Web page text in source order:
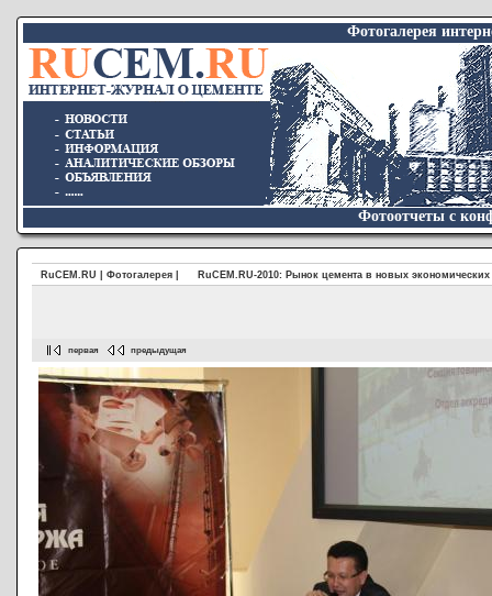
Фотогалерея
Фотоотчеты с
RuCEM.RU | Фотогалерея | RuCEM.RU-2010: Рынок цемента в новых
первая предыдущая